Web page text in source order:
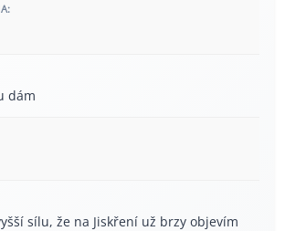
dám
sílu, že na Jiskření už brzy objevím